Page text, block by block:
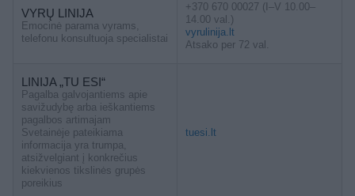
VYRŲ LINIJA
Emocinė parama vyrams,
telefonu konsultuoja specialistai
+370 670 00027 (I–V 10.00–
14.00 val.)
vyrulinija.lt
Atsako per 72 val.
LINIJA „TU ESI“
Pagalba galvojantiems apie
savižudybę arba ieškantiems
pagalbos artimajam
Svetainėje pateikiama
informacija yra trumpa,
atsižvelgiant į konkrečius
kiekvienos tikslinės grupės
poreikius
tuesi.lt